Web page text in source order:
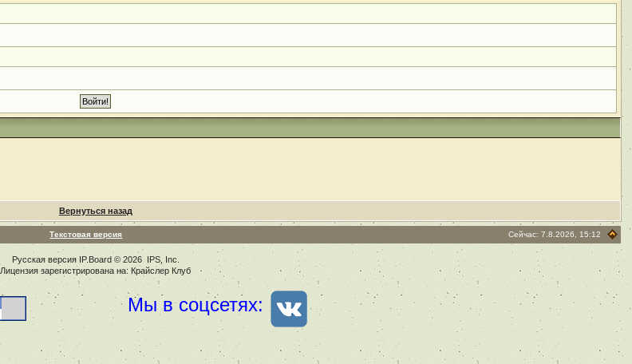
Вернуться назад
Текстовая версия Сейчас: 7.8.2026, 15:12
Русская версия IP.Board© 2026IPS, Inc
Лицензия зарегистрирована на: Крайслер Клуб
Мы в соцсетях: